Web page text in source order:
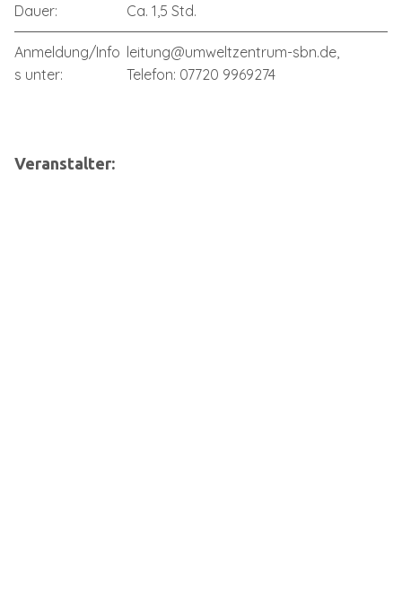
Dauer: Ca. 1,5 Std.
Anmeldung/Info
s unter:
leitung@umweltzentrum-sbn.de,
Telefon: 07720 9969274
Veranstalter: